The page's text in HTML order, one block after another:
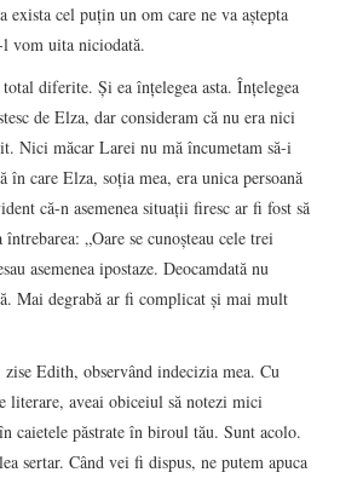
exista cel puţin un om care ne va aştepta
vom uita niciodată.
total diferite. Şi ea înţelegea asta. Înţelegea
de Elza, dar consideram că nu era nici
Nici măcar Larei nu mă încumetam să-i
în care Elza, soţia mea, era unica persoană
că-n asemenea situaţii firesc ar fi fost să
„Oare se cunoşteau cele trei
asemenea ipostaze. Deocamdată nu
Mai degrabă ar fi complicat şi mai mult
Edith, observând indecizia mea. Cu
literare, aveai obiceiul să notezi mici
caietele păstrate în biroul tău. Sunt acolo.
sertar. Când vei fi dispus, ne putem apuca